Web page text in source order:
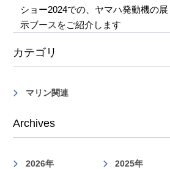
ショー2024での、ヤマハ発動機の展
示ブースをご紹介します
カテゴリ
マリン関連
Archives
2026年 2025年